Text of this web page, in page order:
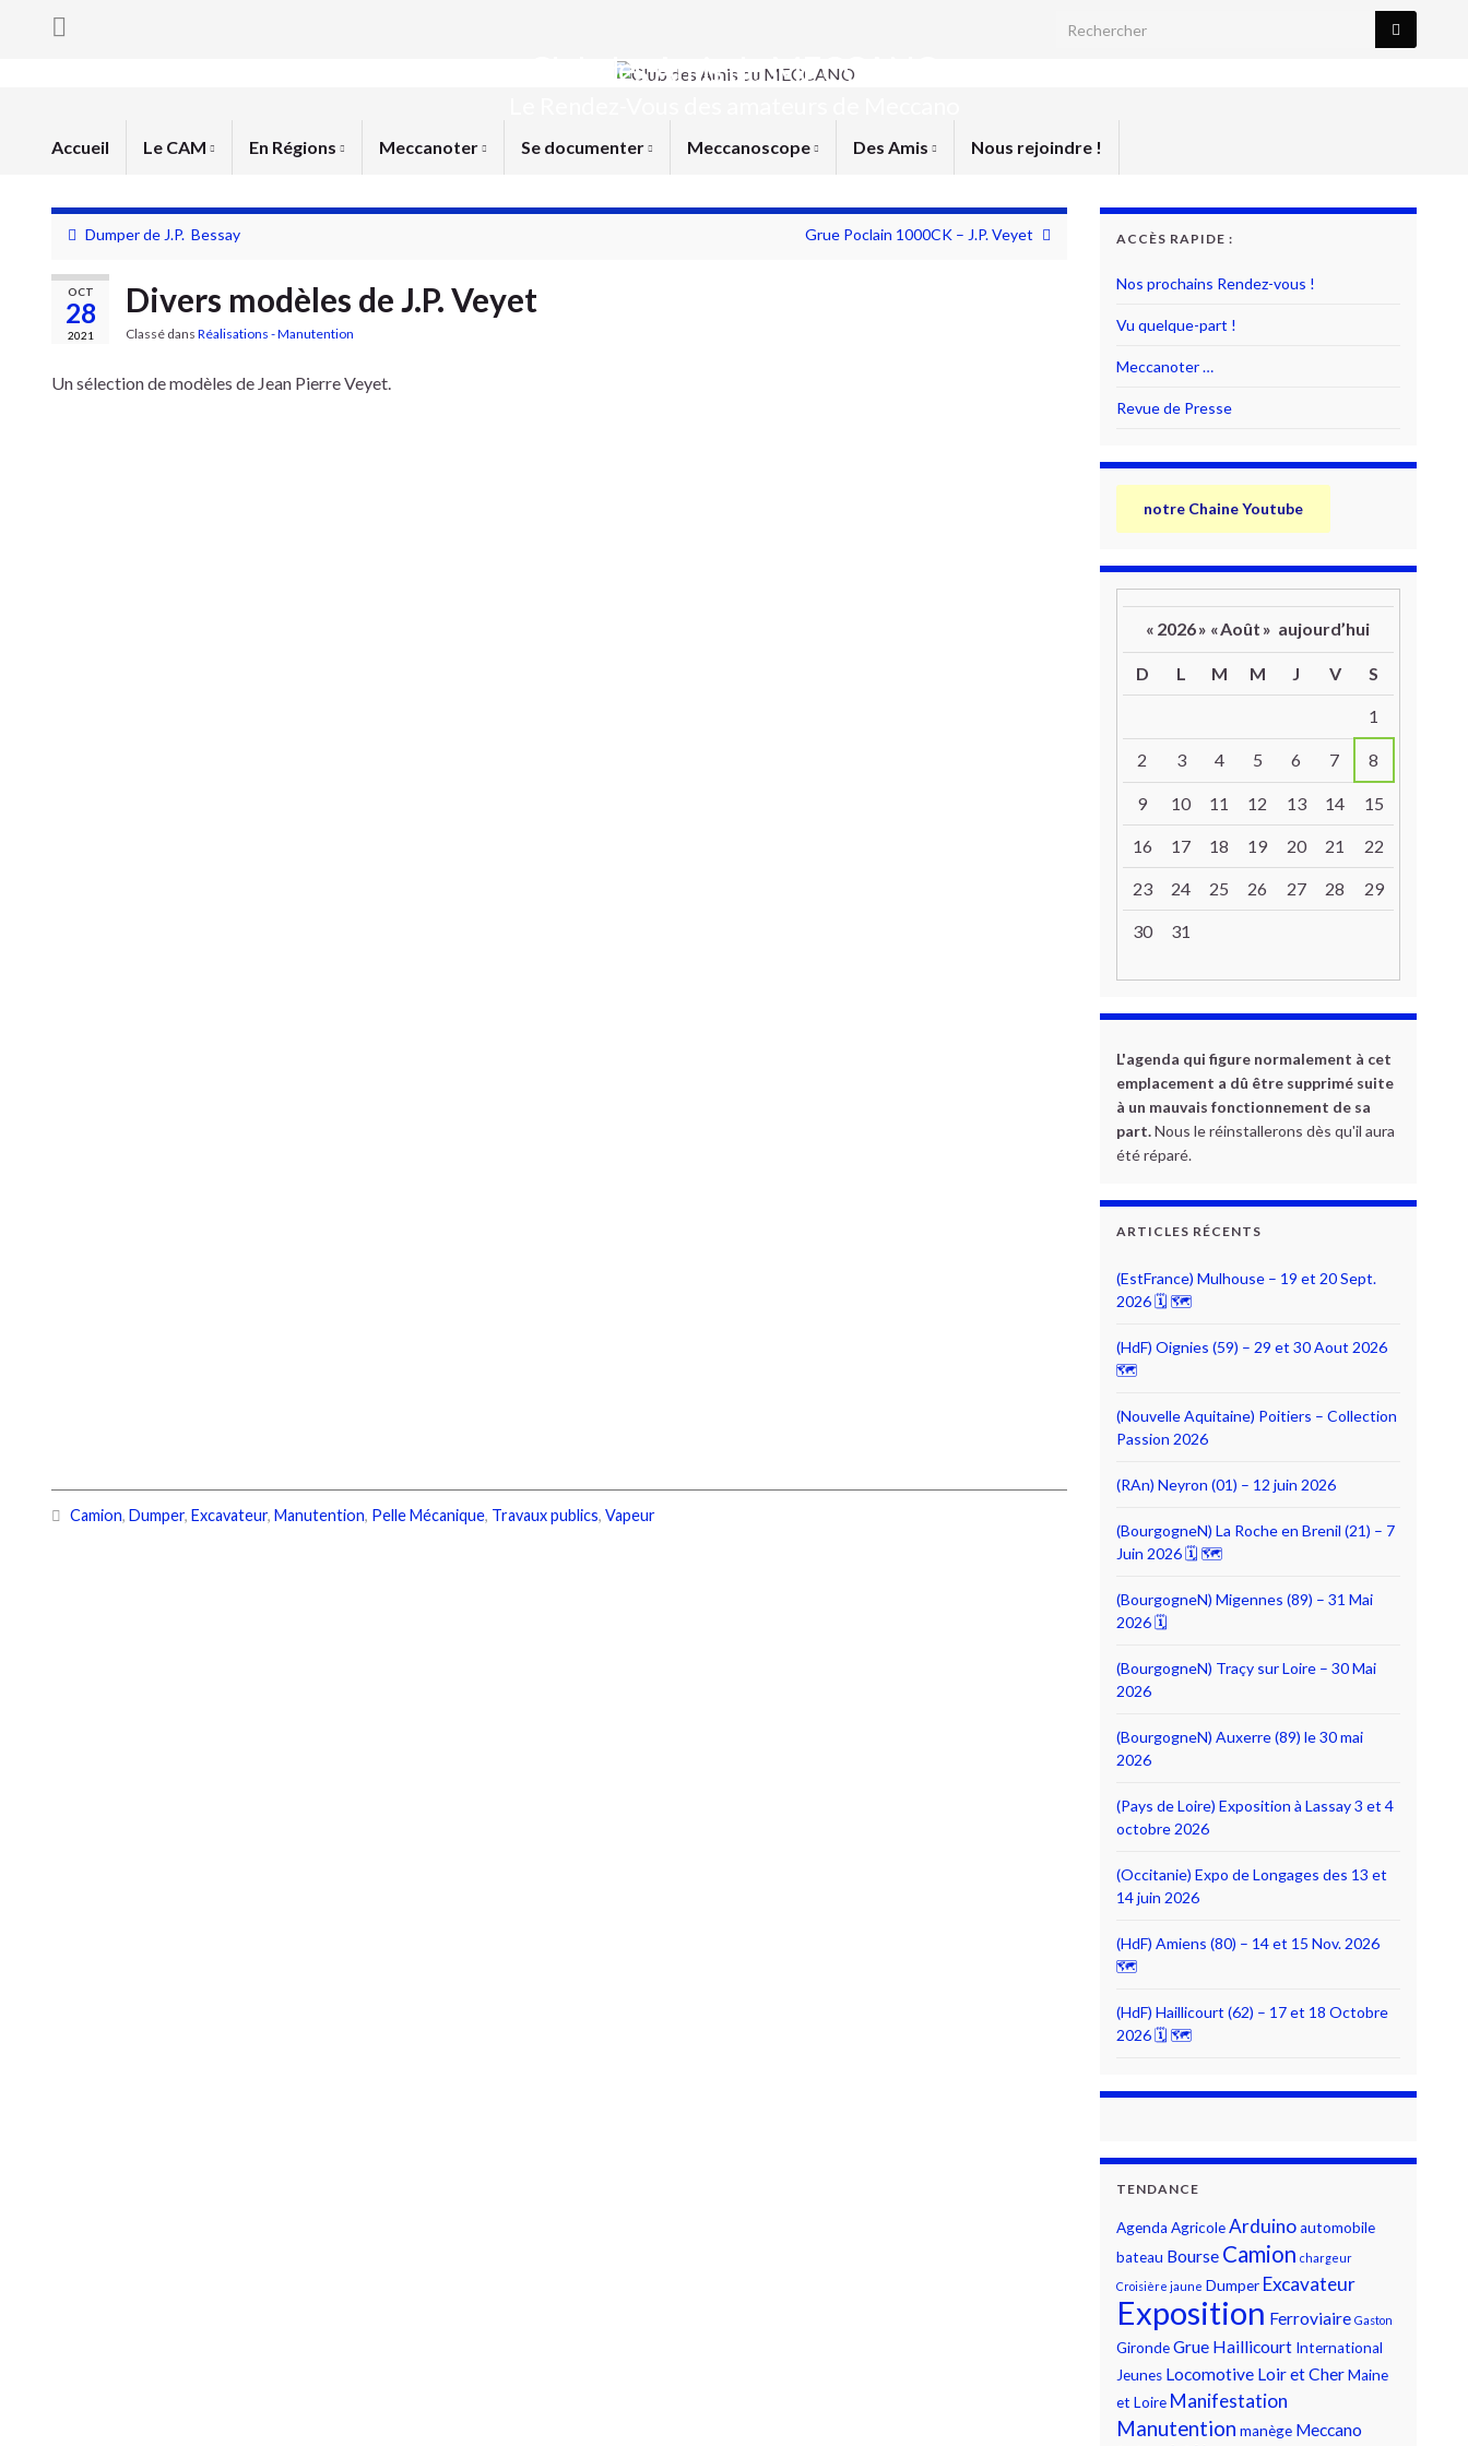
Search for:
Club des Amis du MECCANO
Accueil Le CAM En Régions Meccanoter Se documenter Meccanoscope Des Amis Nous rejoindre !
Dumper de J.P. Bessay Grue Poclain 1000CK – J.P. Veyet
OCT
28
2021
Divers modèles de J.P. Veyet
Classé dans Réalisations - Manutention
Un sélection de modèles de Jean Pierre Veyet.
Camion, Dumper, Excavateur, Manutention, Pelle Mécanique, Travaux publics, Vapeur
ACCÈS RAPIDE :
Nos prochains Rendez-vous !
Vu quelque-part !
Meccanoter …
Revue de Presse
notre Chaine Youtube
« 2026» «Août » aujourd’hui
D L M M J V S
1
2 3 4 5 6 7 8
9 10 11 12 13 14 15
16 17 18 19 20 21 22
23 24 25 26 27 28 29
30 31
L'agenda qui figure normalement à cet
emplacement a dû être supprimé suite
à un mauvais fonctionnement de sa
part.Nous le réinstallerons dès qu'il aura
été réparé.
ARTICLES RÉCENTS
(EstFrance) Mulhouse – 19 et 20 Sept.
2026 🗓 🗺
(HdF) Oignies (59) – 29 et 30 Aout 2026
🗺
(Nouvelle Aquitaine) Poitiers – Collection
Passion 2026
(RAn) Neyron (01) – 12 juin 2026
(BourgogneN) La Roche en Brenil (21) – 7
Juin 2026 🗓 🗺
(BourgogneN) Migennes (89) – 31 Mai
2026 🗓
(BourgogneN) Traçy sur Loire – 30 Mai
2026
(BourgogneN) Auxerre (89) le 30 mai
2026
(Pays de Loire) Exposition à Lassay 3 et 4
octobre 2026
(Occitanie) Expo de Longages des 13 et
14 juin 2026
(HdF) Amiens (80) – 14 et 15 Nov. 2026
🗺
(HdF) Haillicourt (62) – 17 et 18 Octobre
2026 🗓 🗺
TENDANCE
Agenda AgricoleArduinoautomobile
bateau Bourse Camion chargeur
Croisière jaune Dumper Excavateur
Exposition Ferroviaire Gaston
GirondeGrue Haillicourt International
Jeunes Locomotive Loir et CherMaine
et Loire Manifestation
Manutention manège Meccano